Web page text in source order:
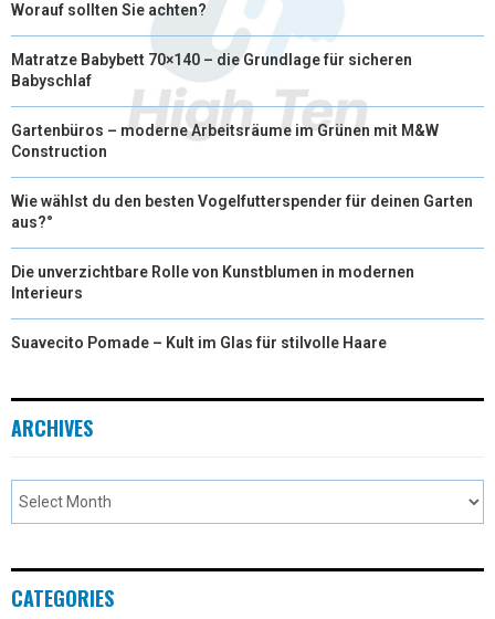
Worauf sollten Sie achten?
Matratze Babybett 70×140 – die Grundlage für sicheren
Babyschlaf
Gartenbüros – moderne Arbeitsräume im Grünen mit M&W
Construction
Wie wählst du den besten Vogelfutterspender für deinen Garten
aus?°
Die unverzichtbare Rolle von Kunstblumen in modernen
Interieurs
Suavecito Pomade – Kult im Glas für stilvolle Haare
ARCHIVES
CATEGORIES